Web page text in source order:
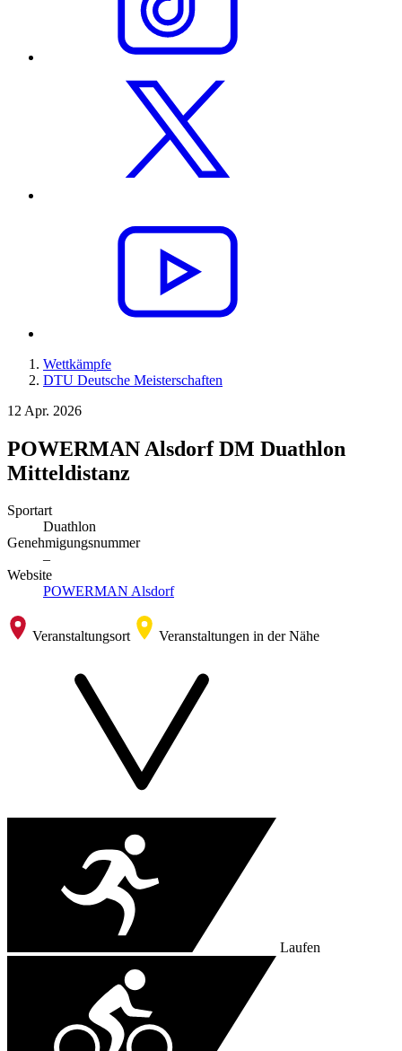
Wettkämpfe
DTU Deutsche Meisterschaften
12 Apr. 2026
POWERMAN Alsdorf DM Duathlon
Mitteldistanz
Sportart
Duathlon
Genehmigungsnummer
–
Website
POWERMAN Alsdorf
Veranstaltungsort Veranstaltungen in der Nähe
Laufen